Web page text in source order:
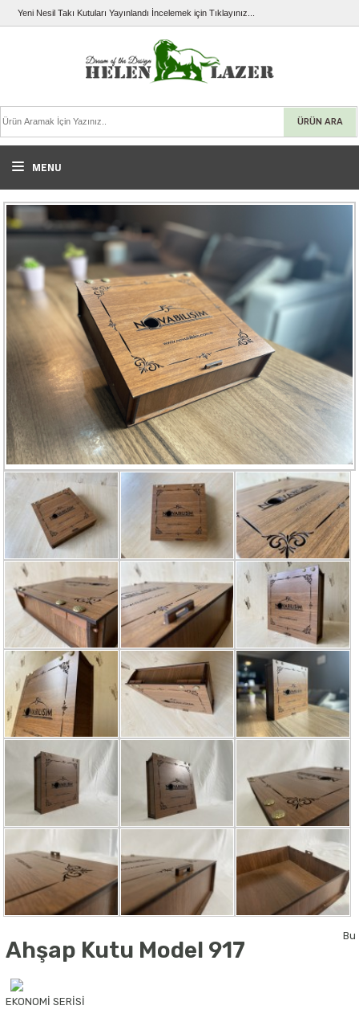
Yeni Nesil Takı Kutuları Yayınlandı İncelemek için Tıklayınız...
ÜRÜN ARA
MENU
Ahşap Kutu Model 917
EKONOMİ SERİSİ
Bu